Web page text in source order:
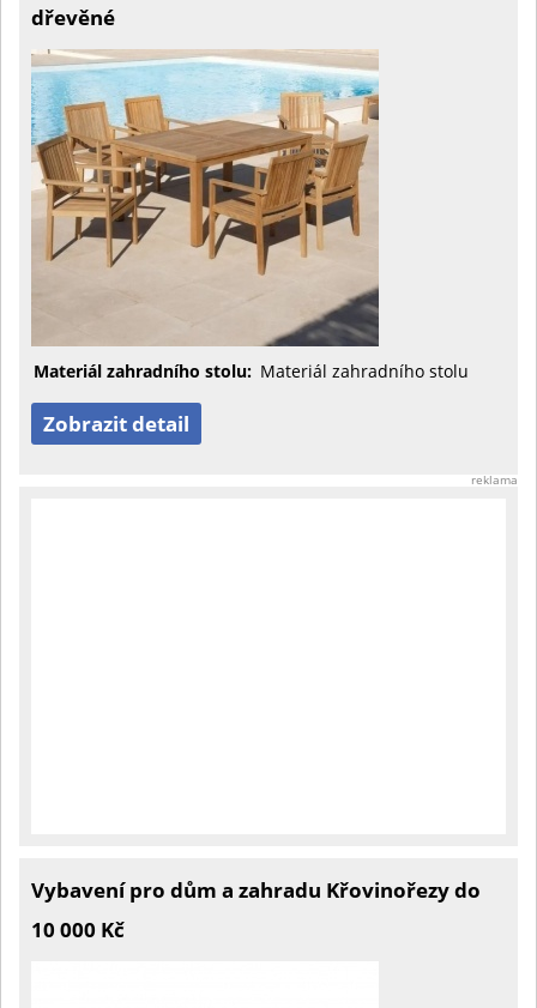
dřevěné
Materiál zahradního stolu: Materiál zahradního stolu
Zobrazit detail
reklama
Vybavení pro dům a zahradu Křovinořezy do
10 000 Kč